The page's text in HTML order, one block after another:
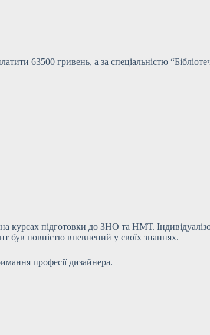
63500 гривень, а за спеціальністю
курсах підготовки до ЗНО та НМТ.
був повністю впевнений у своїх знаннях.
професії дизайнера.